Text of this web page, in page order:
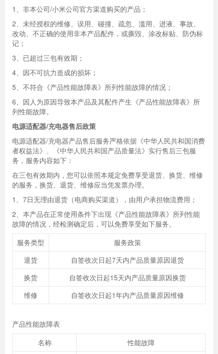
1、非本公司/小米公司官方渠道购买的产品；
2、未经授权的维修、误用、碰撞、疏忽、滥用、进液、事故、
改动、不正确的使用非本产品配件，或撕毁、涂改标贴、防伪标
记；
3、已超过三包有效期；
4、因不可抗力造成的损坏；
5、不符合《产品性能故障表》所列性能故障的情况；
6、因人为原因导致本产品及其配件产生《产品性能故障表》所
列性能故障。
电源适配器/充电器售后政策
电源适配器/充电器产品售后服务严格依据《中华人民共和国消费
者权益法》、《中华人民共和国产品质量法》实行售后三包服
务，服务内容如下：
在三包有效期内，您可以依照本规定免费享受退货、换货、维修
的服务，换货、退货、维修应当凭发票办理。
1、7日无理由退货（电商购买渠道），由用户承担物流费用；
2、本产品在正常使用条件下出现《产品性能故障表》所列性能
故障的情况，经检测确定后，可以免费享受如下服务。
服务类型
服务政策
退货
自签收次日起7天内产品质量原因退货
换货
自签收次日起15天内产品质量原因换货
维修
自签收次日起1年内产品质量原因维修
产品性能故障表
名称
性能故障